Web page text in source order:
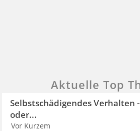
Aktuelle Top
Selbstschädigendes Verhalten
oder...
Vor Kurzem